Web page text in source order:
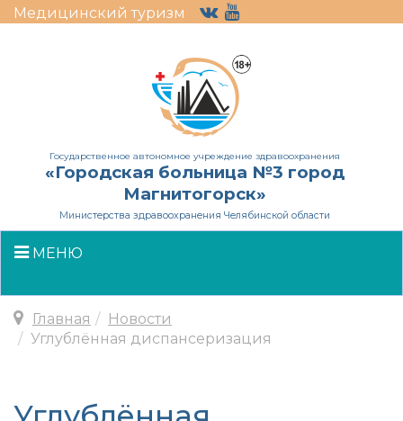
Медицинский туризм
Государственное автономное учреждение здравоохранения
«Городская больница №3 город
Магнитогорск»
Министерства здравоохранения Челябинской области
МЕНЮ
Главная
Новости
Углублённая диспансеризация